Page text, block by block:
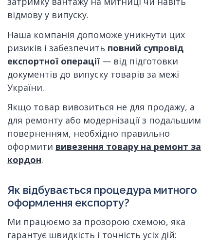
відмову у випуску.
Наша компанія допоможе уникнути цих
ризиків і забезпечить повний супровід
експортної операції — від підготовки
документів до випуску товарів за межі
України.
Якщо товар вивозиться не для продажу, а
для ремонту або модернізації з подальшим
поверненням, необхідно правильно
оформити вивезення товару на ремонт за
кордон.
Як відбувається процедура митного
оформлення експорту?
Ми працюємо за прозорою схемою, яка
гарантує швидкість і точність усіх дій: